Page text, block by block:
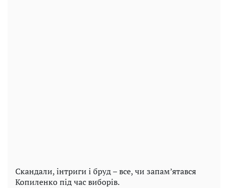
Скандали, інтриги і бруд – все, чи запам’ятався
Копиленко під час виборів.